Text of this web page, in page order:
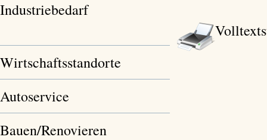
Industriebedarf
Wirtschaftsstandorte
Autoservice
Bauen/Renovieren